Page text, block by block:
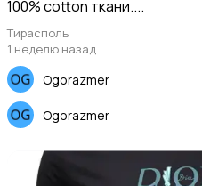
Верхняя одежда
100% cotton ткани....
Тирасполь
1 неделю назад
Ogorazmer
Ogorazmer